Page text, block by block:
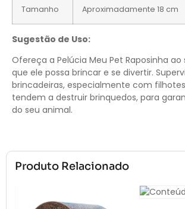
Produto Relacionado
Tamanho Aproximadamente 18 cm
Sugestão de Uso:
Ofereça a Pelúcia Meu Pet Raposinha
que ele possa brincar e se divertir.
brincadeiras, especialmente com
tendem a destruir brinquedos, para
do seu animal.